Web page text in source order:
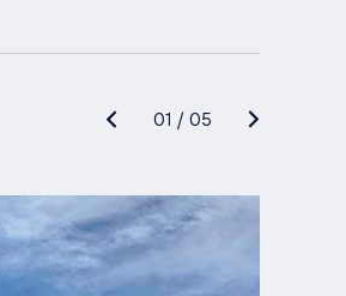
01 / 05